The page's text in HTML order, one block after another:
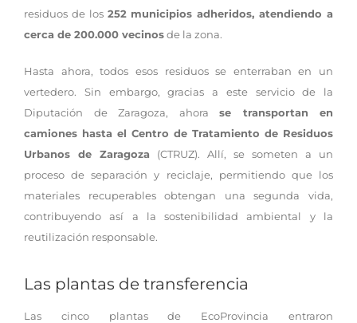
residuos de los 252 municipios adheridos, atendiendo a
cerca de 200.000 vecinosde la zona.
Hasta ahora, todos esos residuos se enterraban en un
vertedero. Sin embargo, gracias a este servicio de la
Diputación de Zaragoza, ahora se transportan en
camiones hasta el Centro de Tratamiento de Residuos
Urbanos de Zaragoza (CTRUZ). Allí, se someten a un
proceso de separación y reciclaje, permitiendo que los
materiales recuperables obtengan una segunda vida,
contribuyendo así a la sostenibilidad ambiental y la
reutilización responsable.
Las plantas de transferencia
Las cinco plantas de EcoProvincia entraron